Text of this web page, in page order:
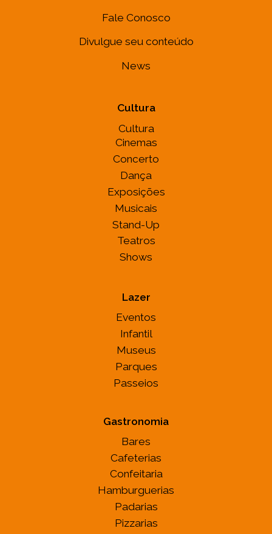
Fale Conosco
Divulgue seu conteúdo
News
Cultura
Cultura
Cinemas
Concerto
Dança
Exposições
Musicais
Stand-Up
Teatros
Shows
Lazer
Eventos
Infantil
Museus
Parques
Passeios
Gastronomia
Bares
Cafeterias
Confeitaria
Hamburguerias
Padarias
Pizzarias